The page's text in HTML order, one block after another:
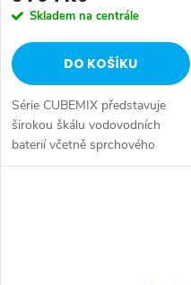
Skladem na centrále
DO KOŠÍKU
Série CUBEMIX představuje
širokou škálu vodovodních
baterií včetně sprchového
systému s ruční a hlavovou